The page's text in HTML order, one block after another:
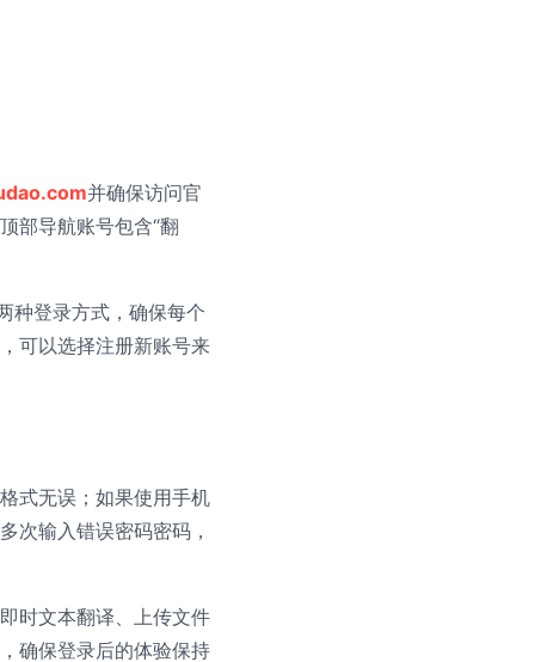
并确保访问官
部导航账号包含“翻
种登录方式，确保每个
可以选择注册新账号来
式无误；如果使用手机
次输入错误密码密码，
时文本翻译、上传文件
确保登录后的体验保持